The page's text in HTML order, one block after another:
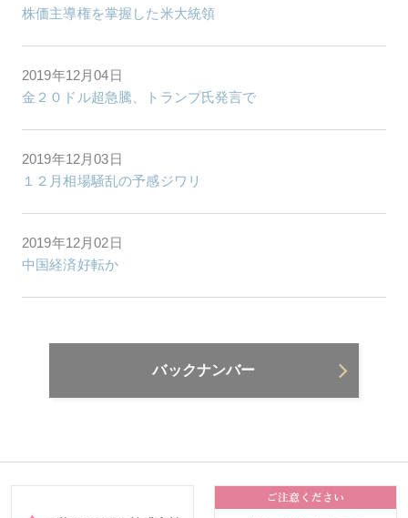
株価主導権を掌握した米大統領
2019年12月04日
金２０ドル超急騰、トランプ氏発言で
2019年12月03日
１２月相場騒乱の予感ジワリ
2019年12月02日
中国経済好転か
バックナンバー